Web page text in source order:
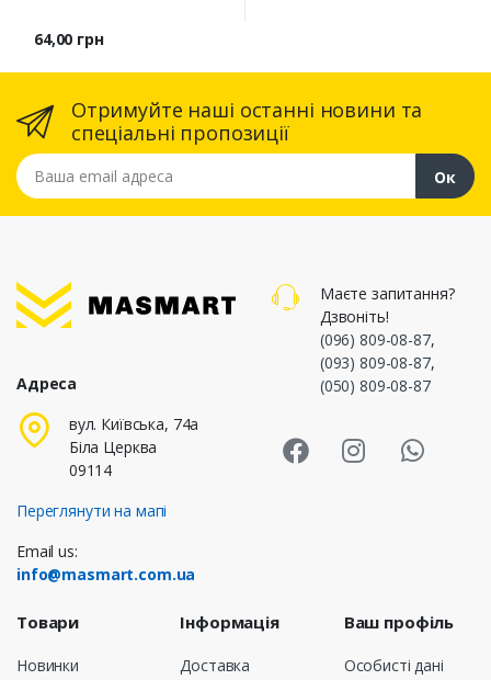
Ціна
64,00 грн
Отримуйте наші останні новини та
спеціальні пропозиції
Ваша email адреса
Ок
Адреса
вул. Київська, 74а
Біла Церква
09114
Переглянути на мапі
Email us:
info@masmart.com.ua
Маєте запитання?
Дзвоніть!
(096) 809-08-87,
(093) 809-08-87,
(050) 809-08-87
Товари
Новинки
Інформація
Доставка
Ваш профіль
Особисті дані